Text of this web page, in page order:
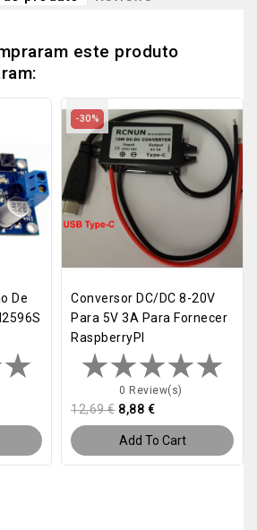
este produto
De
Conversor DC/DC 8-20V
Para 5V 3A Para Fornecer
RaspberryPI
0 Review(s)
12,69 € 8,88 €
Add To Cart
-30%